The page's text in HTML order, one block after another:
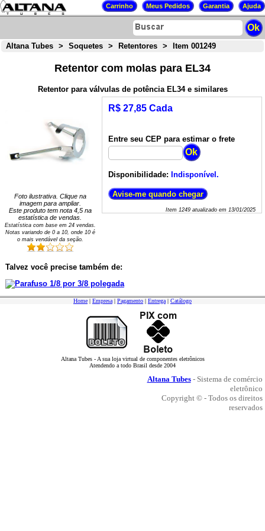
Altana Tubes > Soquetes > Retentores > Item 001249
Retentor com molas para EL34
Retentor para válvulas de potência EL34 e similares
Foto ilustrativa. Clique na
imagem para ampliar.
Este produto tem nota 4,5na
estatística de vendas.
Estatística com base em 24vendas.
Notas variando de 0a 10, onde 10 é
o mais vendável da seção.
R$ 27,85 Cada
Entre seu CEP para estimar o frete
Disponibilidade: Indisponível.
Item 1249atualizado em 13/01/2025
Talvez você precise também de:
Parafuso 1/8 por 3/8 polegada
Home | Empresa | Pagamento | Entrega | Catálogo
Altana Tubes - A sua loja virtual de componentes eletrônicos
Atendendo a todo Brasil desde 2004
Altana Tubes- Sistema de comércio
eletrônico
Copyright © - Todos os direitos
reservados